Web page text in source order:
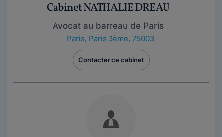
Cabinet NATHALIE DREAU
Avocat au barreau de Paris
Paris, Paris 3ème, 75003
Contacter ce cabinet